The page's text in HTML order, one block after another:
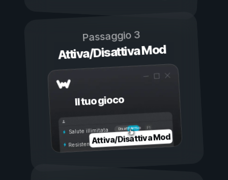
Passaggio 3
Attiva/Disattiva Mod
Il tuo gioco
Attivo
Disattivo
Salute illimitata
Resistenza illimitata
Attiva/Disattiva Mod